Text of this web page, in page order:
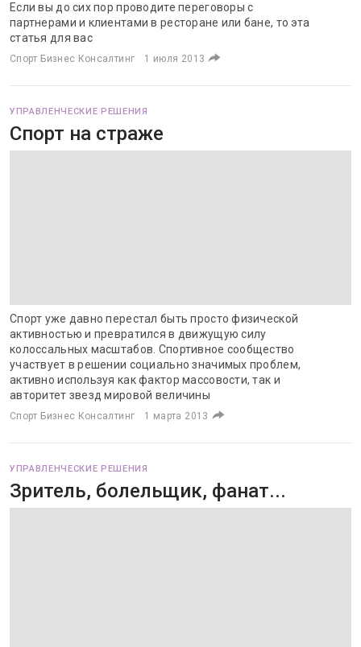
Если вы до сих пор проводите переговоры с
партнерами и клиентами в ресторане или бане, то эта
статья для вас
Спорт Бизнес Консалтинг 1 июля 2013
УПРАВЛЕНЧЕСКИЕ РЕШЕНИЯ
Спорт на страже
Спорт уже давно перестал быть просто физической
активностью и превратился в движущую силу
колоссальных масштабов. Спортивное сообщество
участвует в решении социально значимых проблем,
активно используя как фактор массовости, так и
авторитет звезд мировой величины
Спорт Бизнес Консалтинг 1 марта 2013
УПРАВЛЕНЧЕСКИЕ РЕШЕНИЯ
Зритель, болельщик, фанат...